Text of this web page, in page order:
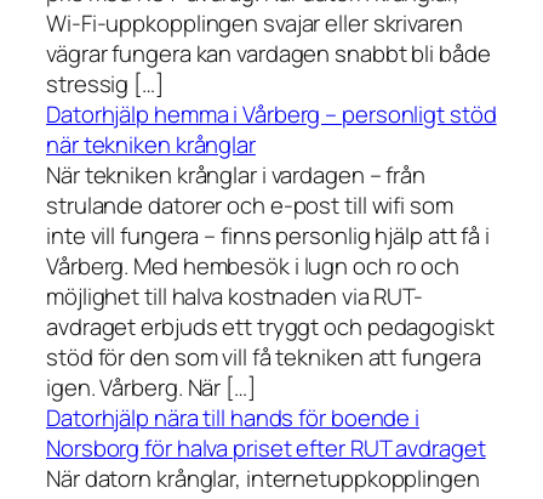
Wi-Fi-uppkopplingen svajar eller skrivaren
vägrar fungera kan vardagen snabbt bli både
stressig […]
Datorhjälp hemma i Vårberg – personligt stöd
när tekniken krånglar
När tekniken krånglar i vardagen – från
strulande datorer och e-post till wifi som
inte vill fungera – finns personlig hjälp att få i
Vårberg. Med hembesök i lugn och ro och
möjlighet till halva kostnaden via RUT-
avdraget erbjuds ett tryggt och pedagogiskt
stöd för den som vill få tekniken att fungera
igen. Vårberg. När […]
Datorhjälp nära till hands för boende i
Norsborg för halva priset efter RUT avdraget
När datorn krånglar, internetuppkopplingen